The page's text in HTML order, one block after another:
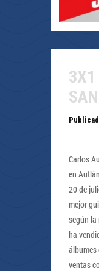
3X1
Carlos
en
20 de
mejor
según la
ha
ventas